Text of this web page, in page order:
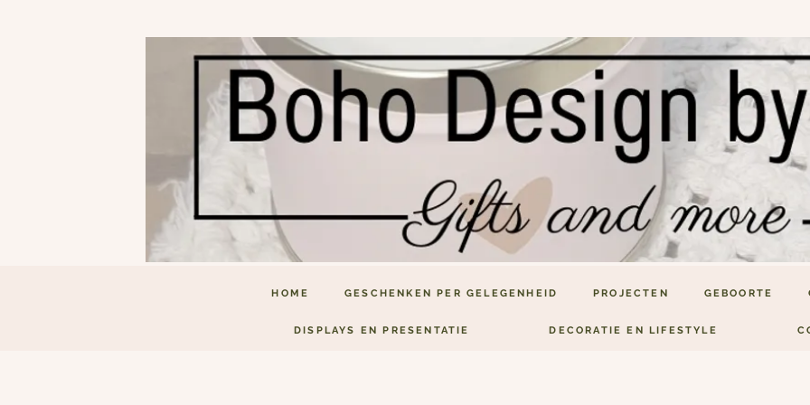
HOME GESCHENKEN PER GELEGENHEID PROJECTEN GEBOORTE
DISPLAYS EN PRESENTATIE DECORATIE EN LIFESTYLE